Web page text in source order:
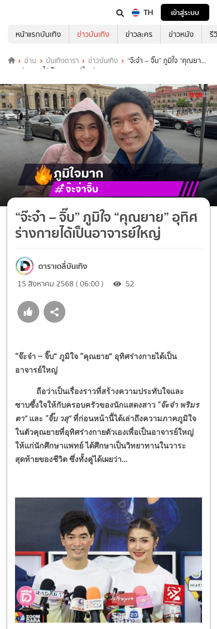
TH
เข้าสู่ระบบ
หน้าแรกบันเทิง
ข่าวบันเทิง ข่าวละคร ข่าวหนัง รี
อ่าน บันเทิงดารา ข่าวบันเทิง
“จ๊ะจ๋า – จิ๊บ” ภูมิใจ “คุณยาย”
อุทิศร่างกายได้เป็นอาจารย์ใหญ่
“จ๊ะจ๋า – จิ๊บ” ภูมิใจ “คุณยาย” อุทิศ
ร่างกายได้เป็นอาจารย์ใหญ่
ดาราเดลี่บันเทิง
15 สิงหาคม 2568 ( 06:00 ) 52
“จ๊ะจ๋า – จิ๊บ” ภูมิใจ “คุณยาย” อุทิศร่างกายได้เป็น
อาจารย์ใหญ่
ถือว่าเป็นเรื่องราวที่สร้างความประทับใจและ
ซาบซึ้งใจให้กับครอบครัวของนักแสดงสาว “จ๊ะจ๋า พริมร
ตา” และ “จิ๊บ วสุ”ที่ก่อนหน้านี้ได้เล่าถึงความภาคภูมิใจ
ในตัวคุณยายที่อุทิศร่างกายตัวเองเพื่อเป็นอาจารย์ใหญ่
ให้แก่นักศึกษาแพทย์ ได้ศึกษาเป็นวิทยาทานในวาระ
สุดท้ายของชีวิต ซึ่งทั้งคู่ได้เผยว่า...